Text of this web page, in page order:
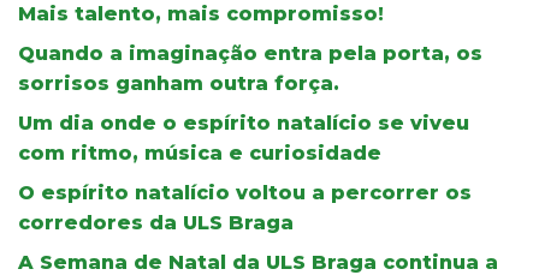
Mais talento, mais compromisso!
Quando a imaginação entra pela porta, os
sorrisos ganham outra força.
Um dia onde o espírito natalício se viveu
com ritmo, música e curiosidade
O espírito natalício voltou a percorrer os
corredores da ULS Braga
A Semana de Natal da ULS Braga continua a